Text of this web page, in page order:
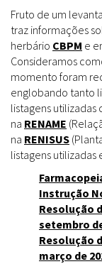
Fruto de um
traz informações
herbário CBPM e
Consideramos
momento foram
englobando tanto
listagens
na RENAME
na RENISUS
listagens utilizadas
Instrução
Resolução
setembro
Resolução
março de